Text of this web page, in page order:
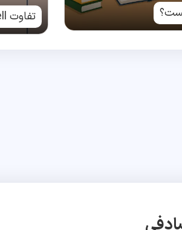
تفاوت tell و say چیست؟